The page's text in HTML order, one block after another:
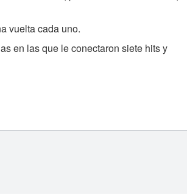
vuelta cada uno.
en las que le conectaron siete hits y